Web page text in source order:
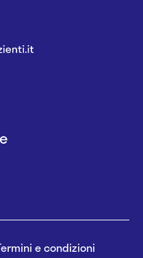
e condizioni